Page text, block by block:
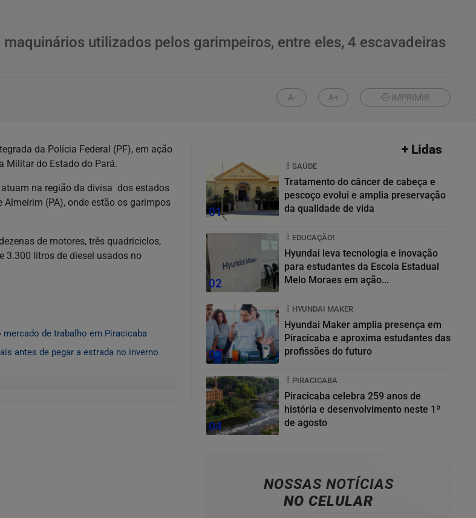
utilizados pelos garimpeiros, entre eles, 4 escavadeiras
A- A+ IMPRIMIR
da Polícia Federal (PF), em ação
Militar do Estado do Pará.
na região da divisa dos estados
(PA), onde estão os garimpos
de motores, três quadriciclos,
3.300 litros de diesel usados no
de trabalho em Piracicaba
antes de pegar a estrada no inverno
+ Lidas
01
SAÚDE
Tratamento do câncer de cabeça e
pescoço evolui e amplia preservação
da qualidade de vida
02
EDUCAÇÃO!
Hyundai leva tecnologia e inovação
para estudantes da Escola Estadual
Melo Moraes em ação...
03
HYUNDAI MAKER
Hyundai Maker amplia presença em
Piracicaba e aproxima estudantes das
profissões do futuro
04
PIRACICABA
Piracicaba celebra 259 anos de
história e desenvolvimento neste 1º
de agosto
NOSSAS NOTÍCIAS
NO CELULAR